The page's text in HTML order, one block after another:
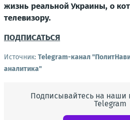
жизнь реальной Украины, о
телевизору.
ПОДПИСАТЬСЯ
Источник: Telegram-канал
аналитика"
Подписывайтесь на наши
Telegram